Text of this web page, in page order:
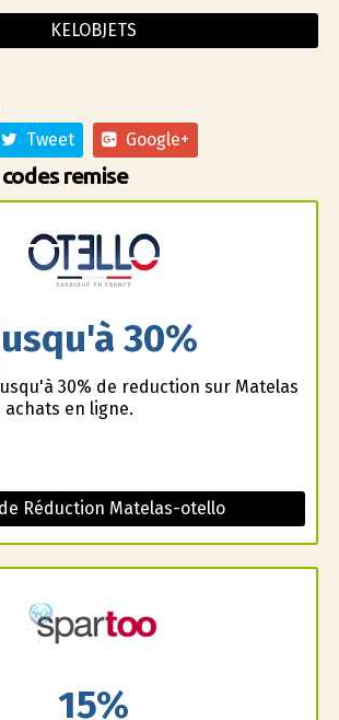
KELOBJETS
Tweet Google+
remise
30%
30% de reduction sur Matelas
achats en ligne.
Réduction Matelas-otello
15%